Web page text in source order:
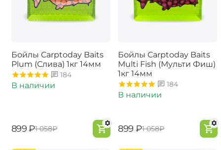
Бойлы Carptoday Baits
Plum (Слива) 1кг 14мм
184
В наличии
‍899‍ ₽‍1 058‍₽
Бойлы Carptoday Baits
Multi Fish (Мульти Фиш)
1кг 14мм
184
В наличии
‍899‍ ₽‍1 058‍₽